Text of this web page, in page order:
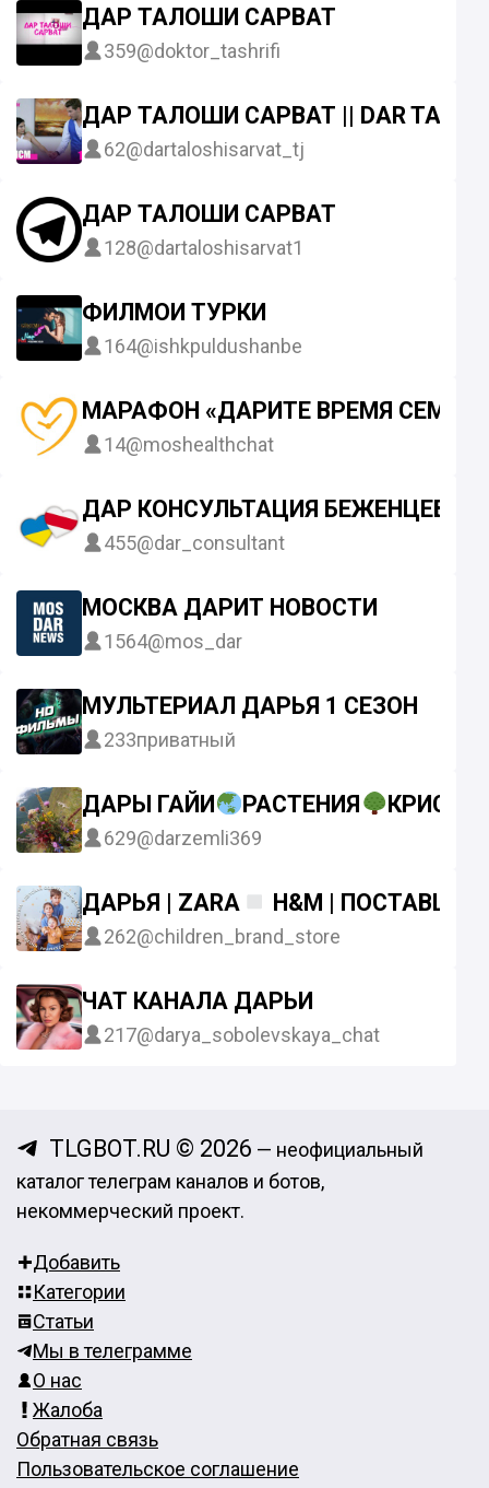
ДАР ТАЛОШИ САРВАТ
359@doktor_tashrifi
ДАР ТАЛОШИ САРВАТ || DAR
62@dartaloshisarvat_tj
ДАР ТАЛОШИ САРВАТ
128@dartaloshisarvat1
ФИЛМҲОИ ТУРКИ
164@ishkpuldushanbe
МАРАФОН «ДАРИТЕ ВРЕМЯ
14@moshealthchat
ДАР КОНСУЛЬТАЦИЯ БЕЖЕНЦЕВ
455@dar_consultant
МОСКВА ДАРИТ НОВОСТИ
1564@mos_dar
МУЛЬТЕРИАЛ ДАРЬЯ 1 СЕЗОН
233приватный
ДАРЫ ГАЙИ РАСТЕНИЯ
629@darzemli369
ДАРЬЯ | ZARA H&M |
262@children_brand_store
ЧАТ КАНАЛА ДАРЬИ
217@darya_sobolevskaya_chat
TLGBOT.RU © 2026 — неофициальный
каталог телеграм каналов и ботов,
некоммерческий проект.
Добавить
Категории
Статьи
Мы в телеграмме
О нас
Жалоба
Обратная связь
Пользовательское соглашение